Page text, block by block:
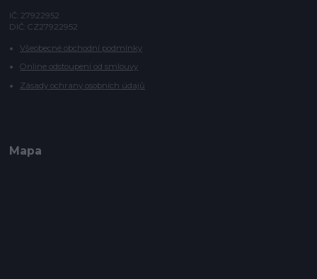
IČ: 27922952
DIČ: CZ27922952
Všeobecné obchodní podmínky
Online odstoupení od smlouvy
Zásady ochrany osobních údajů
Mapa